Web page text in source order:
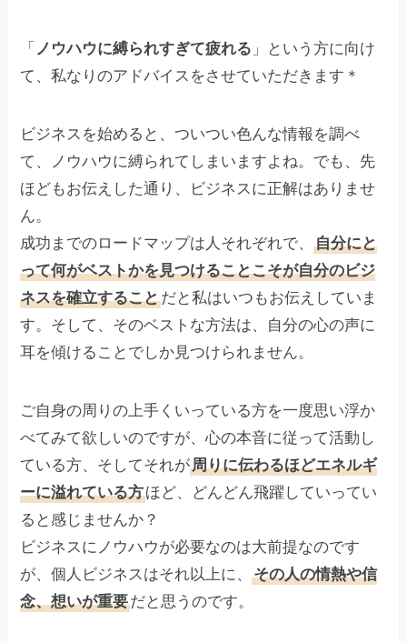
「 ノウハウに縛られすぎて疲れる 」という方に向け
て、私なりのアドバイスをさせていただきます＊
ビジネスを始めると、ついつい色んな情報を調べ
て、ノウハウに縛られてしまいますよね。でも、先
ほどもお伝えした通り、ビジネスに正解はありませ
ん。
成功までのロードマップは人それぞれで、自分にと
って何がベストかを見つけることこそが自分のビジ
ネスを確立することだと私はいつもお伝えしていま
す。そして、そのベストな方法は、自分の心の声に
耳を傾けることでしか見つけられません。
ご自身の周りの上手くいっている方を一度思い浮か
べてみて欲しいのですが、心の本音に従って活動し
ている方、そしてそれが周りに伝わるほどエネルギ
ーに溢れている方ほど、どんどん飛躍していってい
ると感じませんか？
ビジネスにノウハウが必要なのは大前提なのです
が、個人ビジネスはそれ以上に、その人の情熱や信
念、想いが重要だと思うのです。